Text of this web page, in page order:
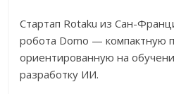
Стартап Rotaku из Сан-
робота Domo — компактную
ориентированную на
разработку ИИ.